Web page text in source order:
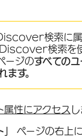
検索に属
検索を
ージのすべての
ます。
属性にアクセス し
」 ページの右上